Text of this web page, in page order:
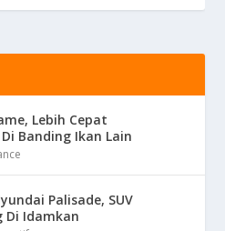
Lebih Cepat
Banding Ikan Lain
Palisade, SUV
Di Idamkan